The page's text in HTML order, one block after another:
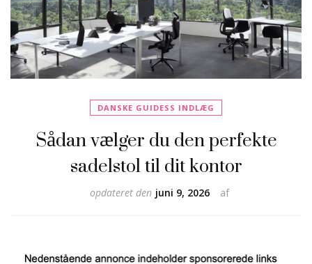
DANSKE GUIDESS INDLÆG
Sådan vælger du den perfekte
sadelstol til dit kontor
af
opdateret den juni 9, 2026